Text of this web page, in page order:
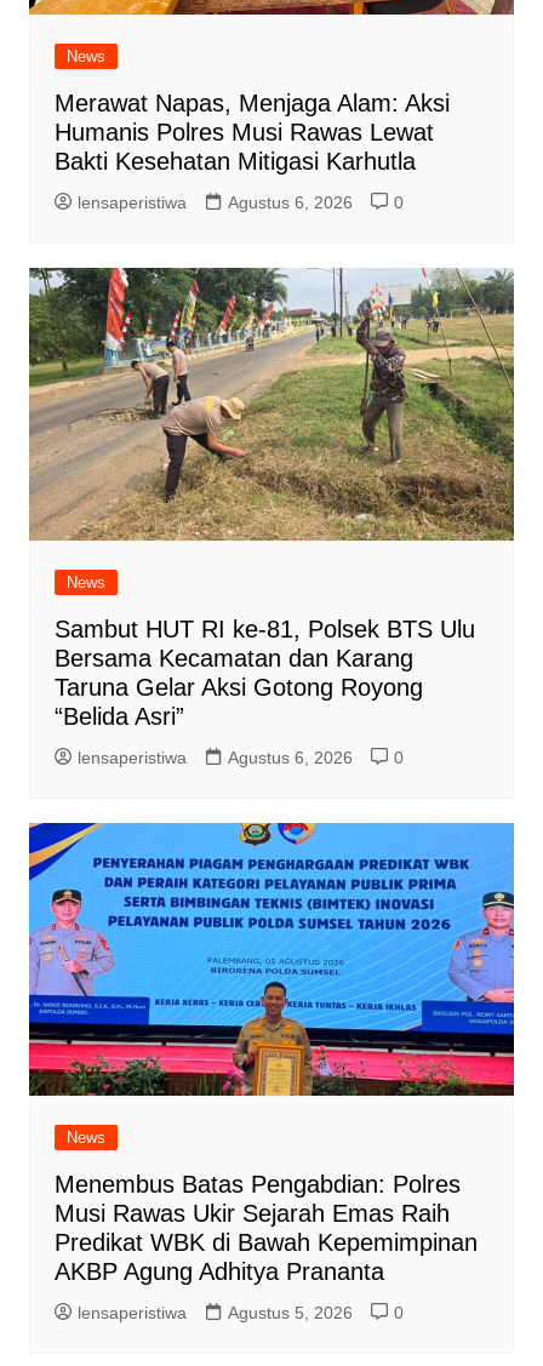
News
Merawat Napas, Menjaga Alam: Aksi
Humanis Polres Musi Rawas Lewat
Bakti Kesehatan Mitigasi Karhutla
lensaperistiwa Agustus 6, 2026 0
News
Sambut HUT RI ke-81, Polsek BTS Ulu
Bersama Kecamatan dan Karang
Taruna Gelar Aksi Gotong Royong
“Belida Asri”
lensaperistiwa Agustus 6, 2026 0
News
Menembus Batas Pengabdian: Polres
Musi Rawas Ukir Sejarah Emas Raih
Predikat WBK di Bawah Kepemimpinan
AKBP Agung Adhitya Prananta
lensaperistiwa Agustus 5, 2026 0